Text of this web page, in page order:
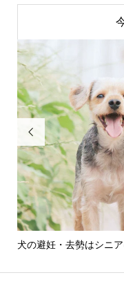

犬の避妊・去勢はシニ